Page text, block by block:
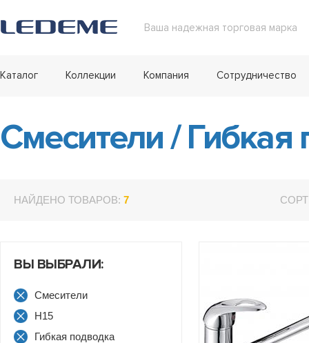
Ваша надежная торговая марка
Каталог Коллекции Компания Сотрудничество
Смесители/Гибкая
НАЙДЕНО ТОВАРОВ: 7
ВЫ ВЫБРАЛИ:
Смесители
H15
Гибкая подводка